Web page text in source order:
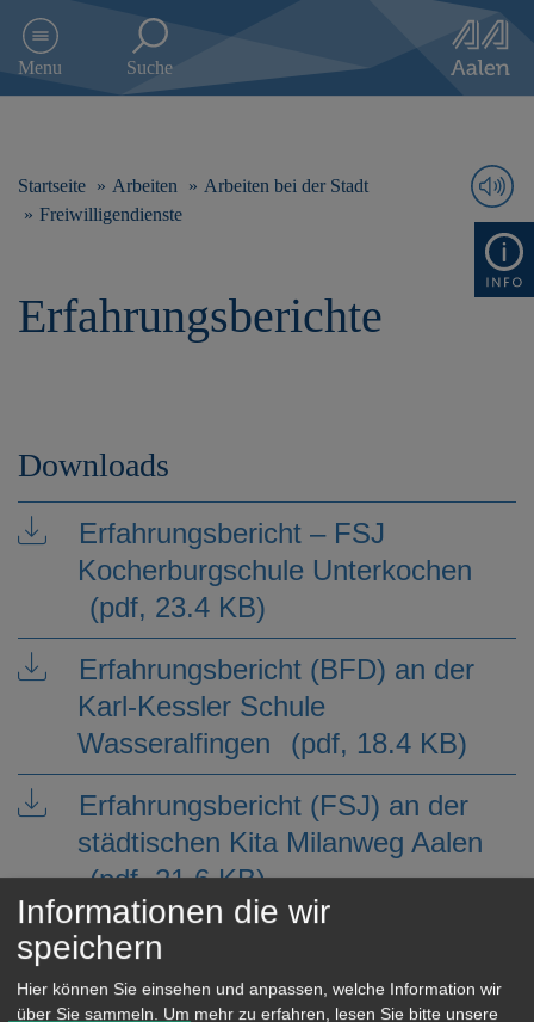
e
n
Menu Suche
Startseite Arbeiten
Arbeiten bei der Stadt
Freiwilligendienste
Erfahrungsberichte
Downloads
Erfahrungsbericht – FSJ
Kocherburgschule Unterkochen
(pdf, 23.4 KB)
Erfahrungsbericht (BFD) an der
Karl-Kessler Schule
Wasseralfingen
(pdf, 18.4 KB)
Erfahrungsbericht (FSJ) an der
städtischen Kita Milanweg Aalen
(pdf, 21.6 KB)
Erfahrungsbericht BFD Kita
Hokuspokus Wasseralfingen (pdf,
21.3 KB)
Informationen die wir
speichern
Hier können Sie einsehen und anpassen, welche Information wir
über Sie sammeln. Um mehr zu erfahren, lesen Sie bitte unsere